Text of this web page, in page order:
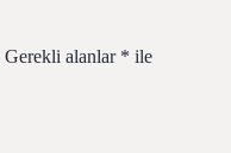
Gerekli alanlar * ile